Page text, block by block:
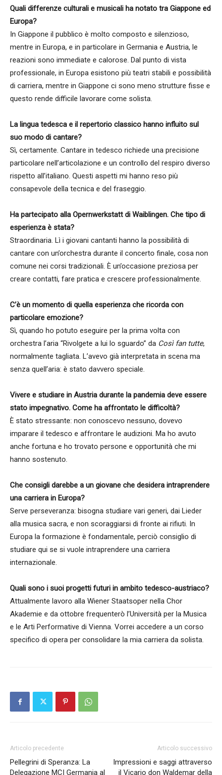
Quali differenze culturali e musicali ha notato tra Giappone ed
Europa?
In Giappone il pubblico è molto composto e silenzioso,
mentre in Europa, e in particolare in Germania e Austria, le
reazioni sono immediate e calorose. Dal punto di vista
professionale, in Europa esistono più teatri stabili e possibilità
di carriera, mentre in Giappone ci sono meno strutture fisse e
questo rende difficile lavorare come solista.
La lingua tedesca e il repertorio classico hanno influito sul
suo modo di cantare?
Sì, certamente. Cantare in tedesco richiede una precisione
particolare nell’articolazione e un controllo del respiro diverso
rispetto all’italiano. Questi aspetti mi hanno reso più
consapevole della tecnica e del fraseggio.
Ha partecipato alla Opernwerkstatt di Waiblingen. Che tipo di
esperienza è stata?
Straordinaria. Lì i giovani cantanti hanno la possibilità di
cantare con un’orchestra durante il concerto finale, cosa non
comune nei corsi tradizionali. È un’occasione preziosa per
creare contatti, fare pratica e crescere professionalmente.
C’è un momento di quella esperienza che ricorda con
particolare emozione?
Sì, quando ho potuto eseguire per la prima volta con
orchestra l’aria “Rivolgete a lui lo sguardo” da Così fan tutte,
normalmente tagliata. L’avevo già interpretata in scena ma
senza quell’aria: è stato davvero speciale.
Vivere e studiare in Austria durante la pandemia deve essere
stato impegnativo. Come ha affrontato le difficoltà?
È stato stressante: non conoscevo nessuno, dovevo
imparare il tedesco e affrontare le audizioni. Ma ho avuto
anche fortuna e ho trovato persone e opportunità che mi
hanno sostenuto.
Che consigli darebbe a un giovane che desidera intraprendere
una carriera in Europa?
Serve perseveranza: bisogna studiare vari generi, dai Lieder
alla musica sacra, e non scoraggiarsi di fronte ai rifiuti. In
Europa la formazione è fondamentale, perciò consiglio di
studiare qui se si vuole intraprendere una carriera
internazionale.
Quali sono i suoi progetti futuri in ambito tedesco-austriaco?
Attualmente lavoro alla Wiener Staatsoper nella Chor
Akademie e da ottobre frequenterò l’Università per la Musica
e le Arti Performative di Vienna. Vorrei accedere a un corso
specifico di opera per consolidare la mia carriera da solista.
Articolo precedente
Pellegrini di Speranza: La
Delegazione MCI Germania al
Articolo successivo
Impressioni e saggi attraverso
il Vicario don Waldemar della